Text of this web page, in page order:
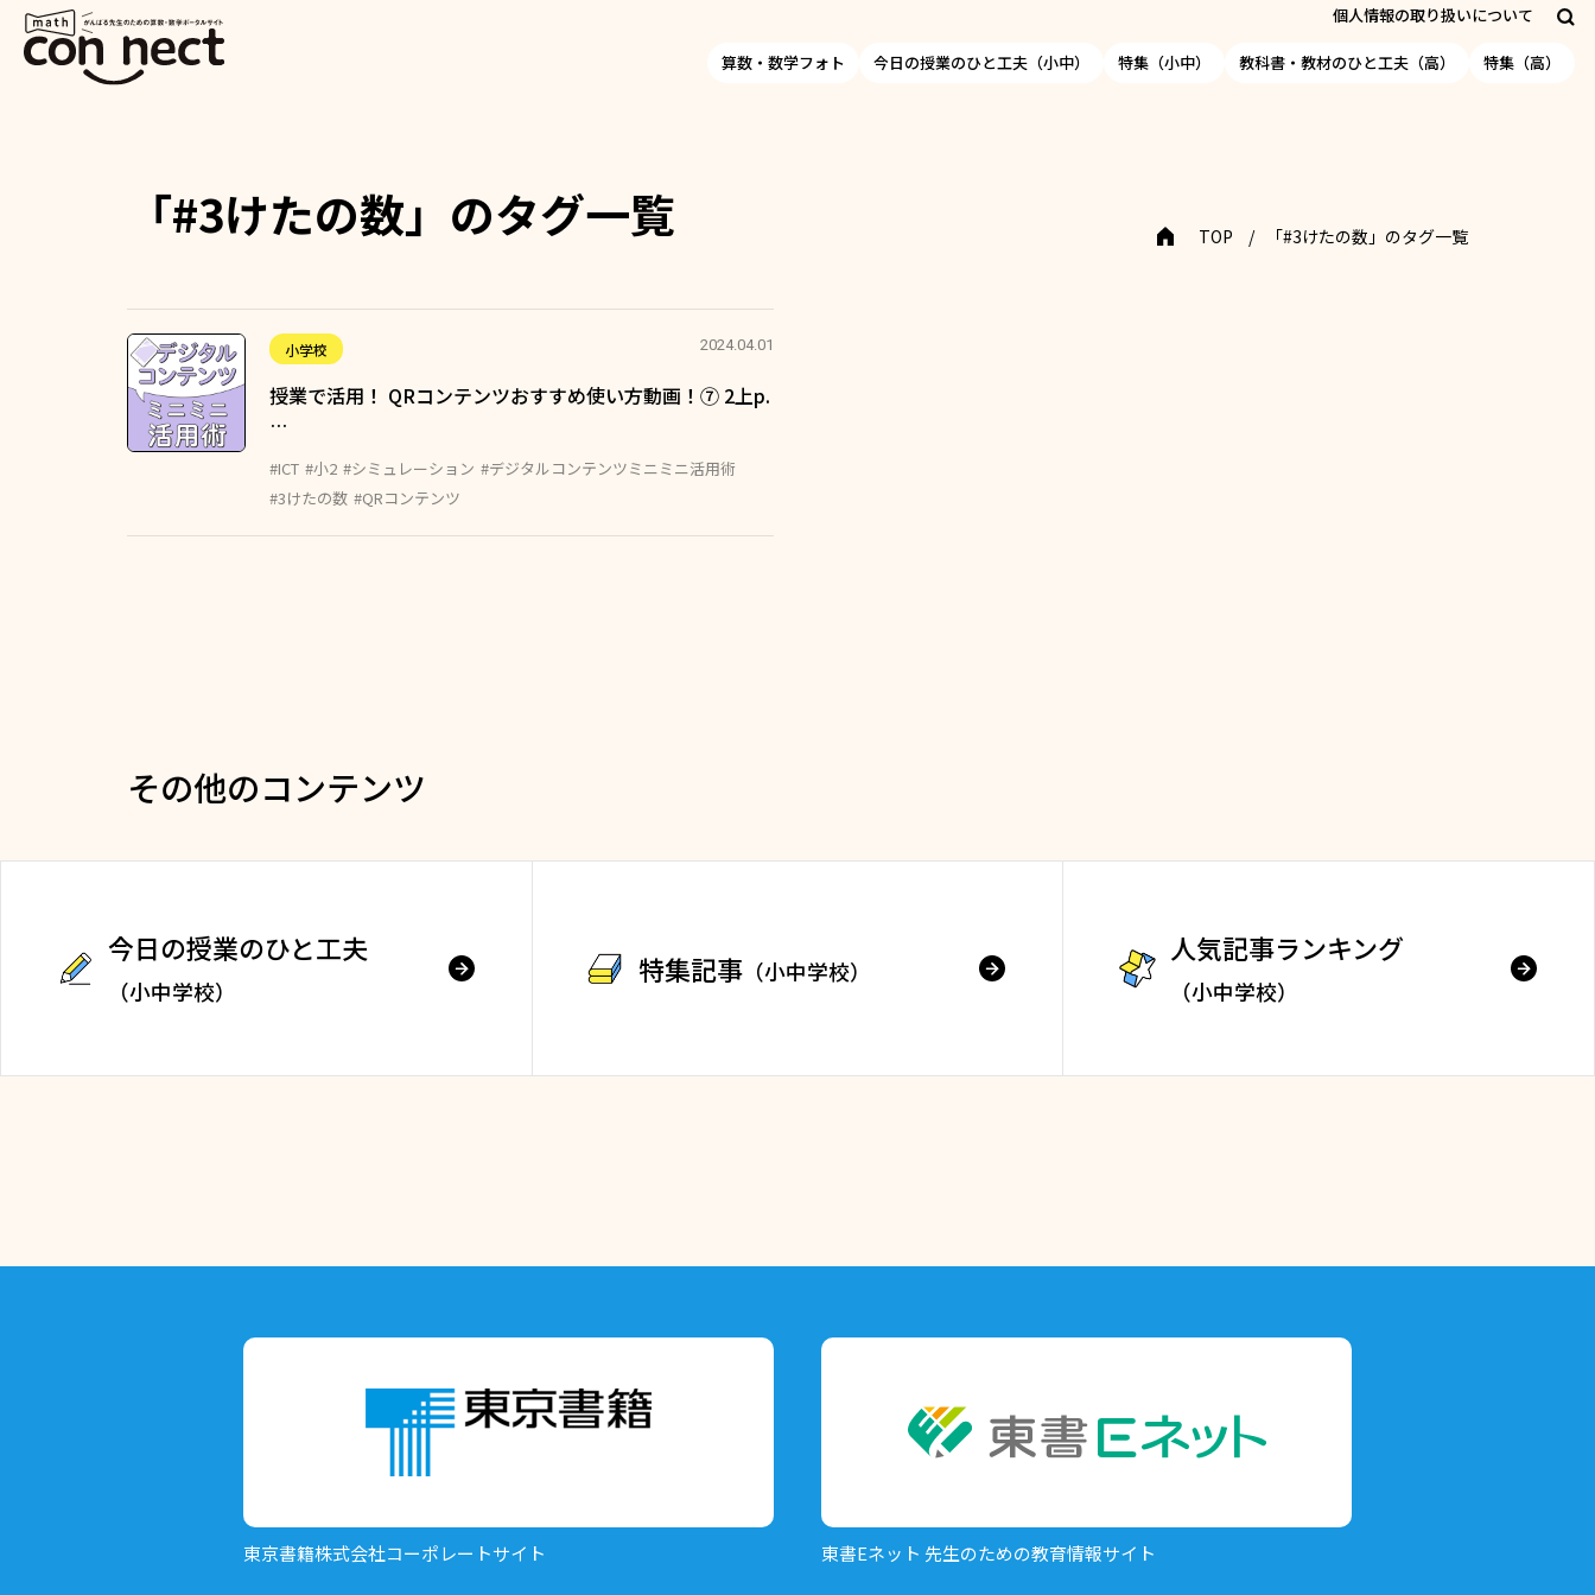
個人情報の取り扱いについて
算数・数学フォト 今日の授業のひと工夫（小中） 特集（小中） 教科書・教材のひと工夫（高） 特集（高）
「#3けたの数」のタグ一覧 TOP 「#3けたの数」のタグ一覧
小学校 2024.04.01
授業で活用！ QRコンテンツおすすめ使い方動画！⑦ 2上p.
…
#ICT #小2 #シミュレーション #デジタルコンテンツミニミニ活用術
#3けたの数 #QRコンテンツ
その他のコンテンツ
今日の授業のひと工夫
（小中学校）
特集記事 （小中学校）
人気記事ランキング
（小中学校）
東京書籍株式会社コーポレートサイト 東書Eネット 先生のための教育情報サイト